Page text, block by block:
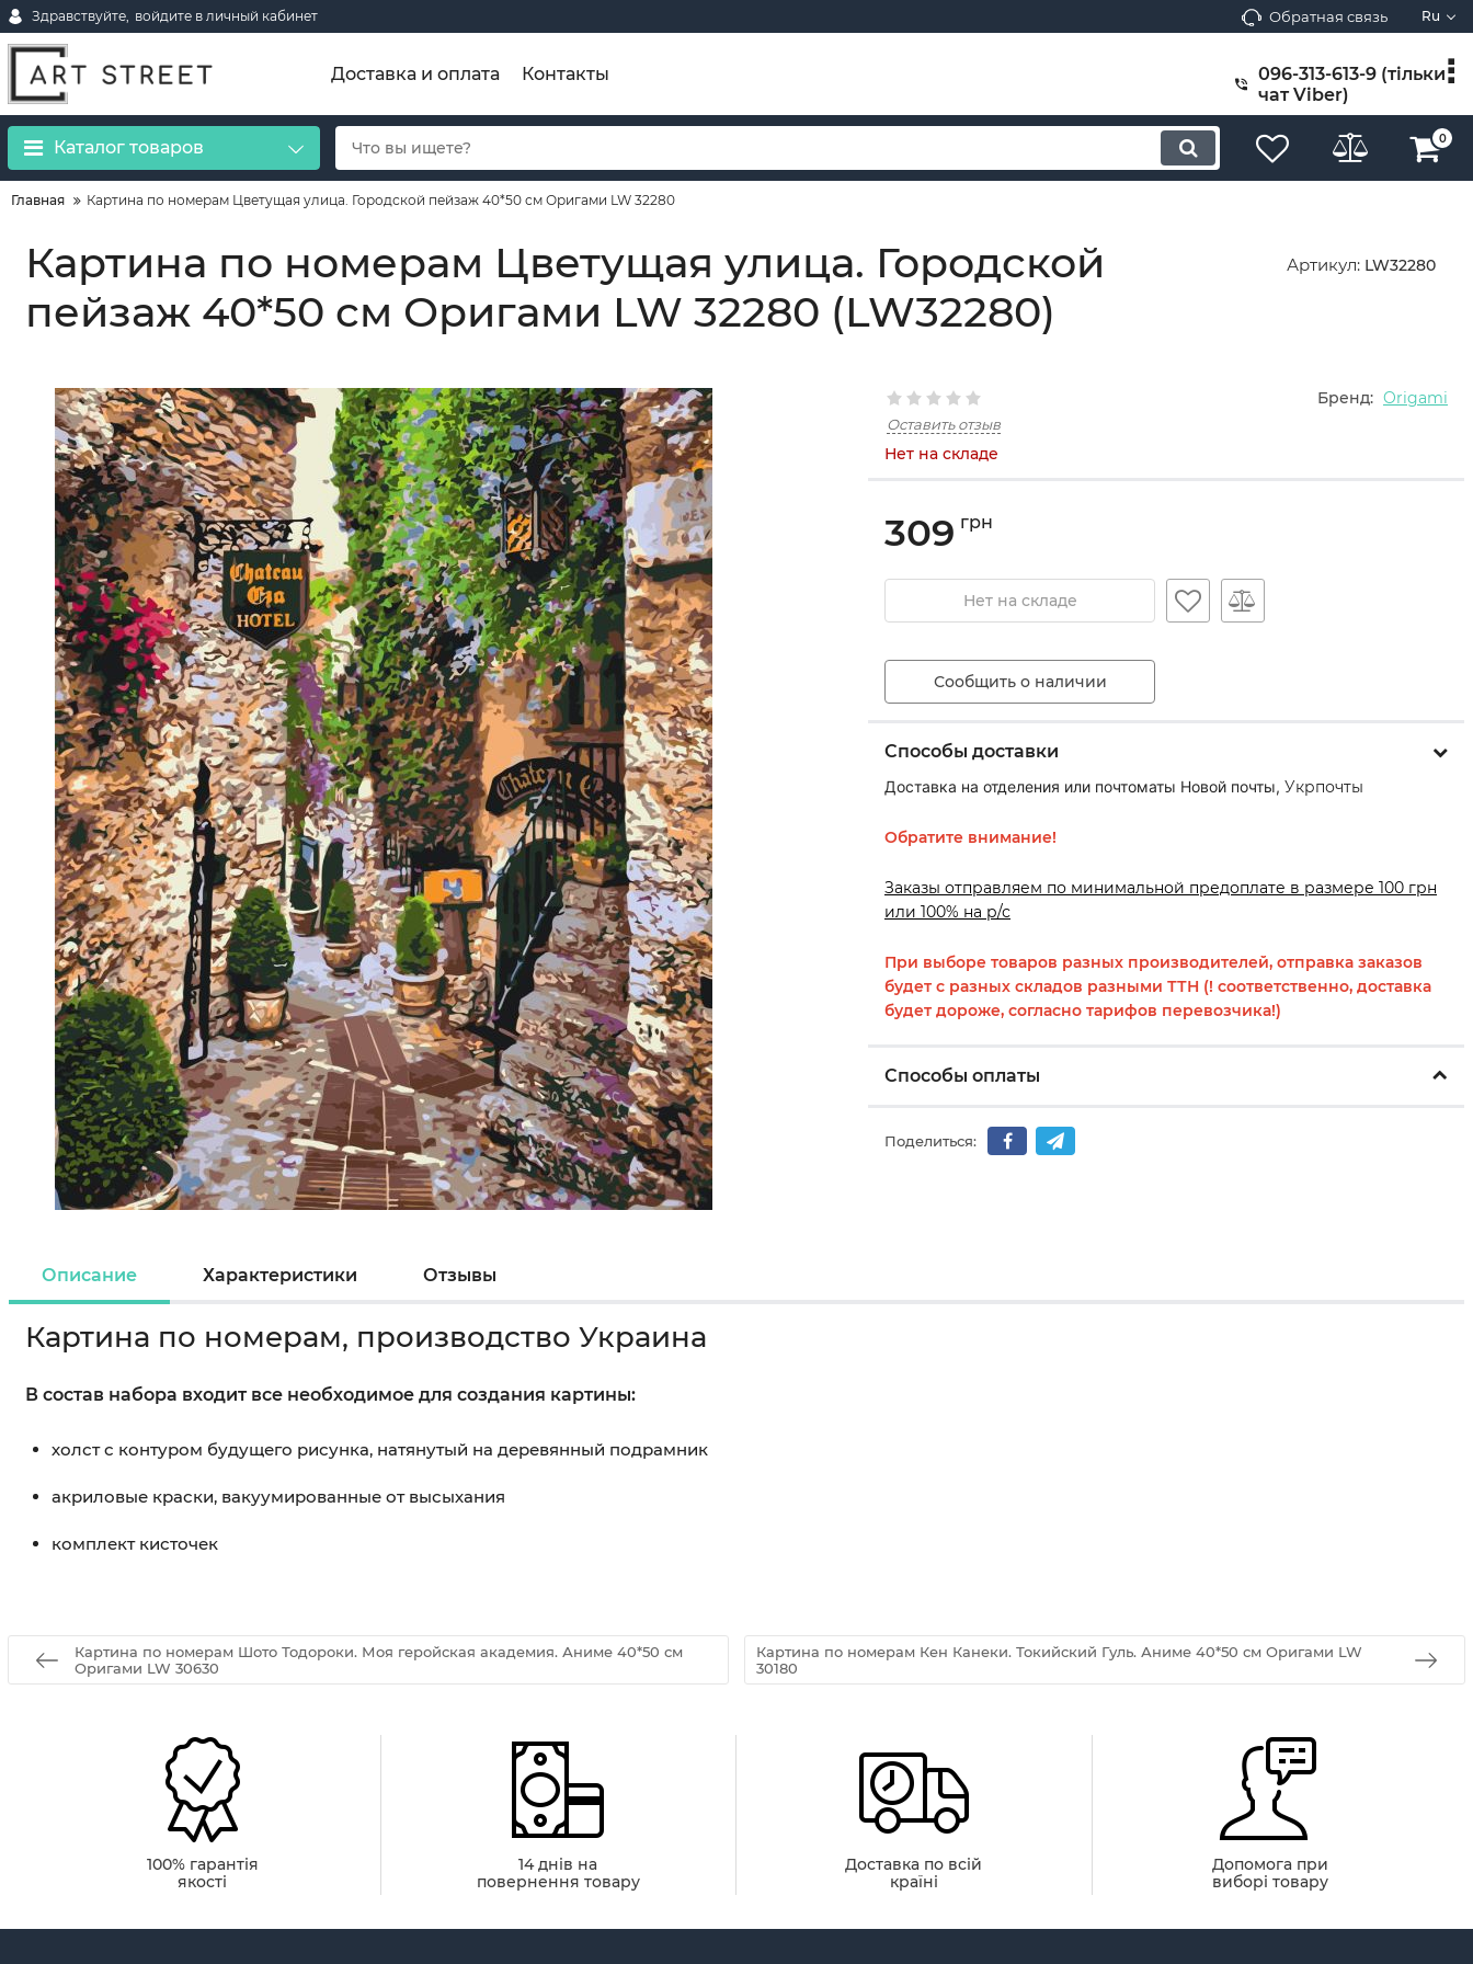
Здравствуйте, войдите в личный кабинет Обратная связь Ru
Доставка и оплата Контакты
096-313-613-9 (тільки
чат Viber)
Каталог товаров 0
Главная Картина по номерам Цветущая улица. Городской пейзаж 40*50 см Оригами LW 32280
Картина по номерам Цветущая улица. Городской
пейзаж 40*50 см Оригами LW 32280 (LW32280)
Артикул: LW32280
Бренд: Origami
Оставить отзыв
Нет на складе
309 грн
Нет на складе
Сообщить о наличии
Способы доставки
Доставка на отделения или почтоматы Новой почты, Укрпочты
Обратите внимание!
Заказы отправляем по минимальной предоплате в размере 100 грн
или 100% на р/с
При выборе товаров разных производителей, отправка заказов
будет с разных складов разными ТТН (! соответственно, доставка
будет дороже, согласно тарифов перевозчика!)
Способы оплаты
Поделиться:
Описание Характеристики Отзывы
Картина по номерам, производство Украина
В состав набора входит все необходимое для создания картины:
холст с контуром будущего рисунка, натянутый на деревянный подрамник
акриловые краски, вакуумированные от высыхания
комплект кисточек
Картина по номерам Шото Тодороки. Моя геройская академия. Аниме 40*50 см
Оригами LW 30630
Картина по номерам Кен Канеки. Токийский Гуль. Аниме 40*50 см Оригами LW
30180
100% гарантія
якості
14 днів на
повернення товару
Доставка по всій
країні
Допомога при
виборі товару